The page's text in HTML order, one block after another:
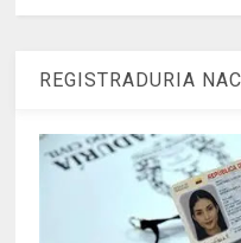
REGISTRADURIA